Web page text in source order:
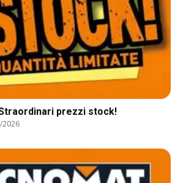
prezzi stock!
2026